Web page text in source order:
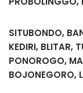
SITUBONDO,
KEDIRI, BLITAR,
PONOROGO,
BOJONEGORO,